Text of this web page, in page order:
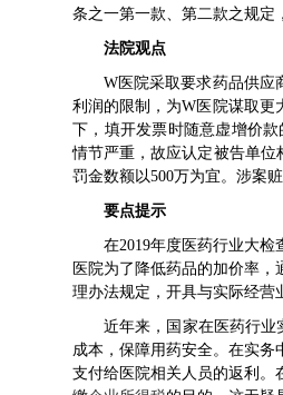
条之一第一款、第二款之规定
法院观点
W医院采取要求药品供应商
利润的限制，为W医院谋取更
下，填开发票时随意虚增价
情节严重，故应认定被告单
罚金数额以500万为宜。涉案
要点提示
在2019年度医药行业大检
医院为了降低药品的加价率
理办法规定，开具与实际经营
近年来，国家在医药行业实
成本，保障用药安全。在实
支付给医院相关人员的返利